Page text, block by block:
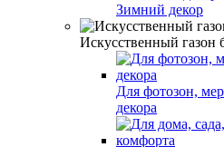
Зимний декор
Искусственный газон
Для фотозон,
декора